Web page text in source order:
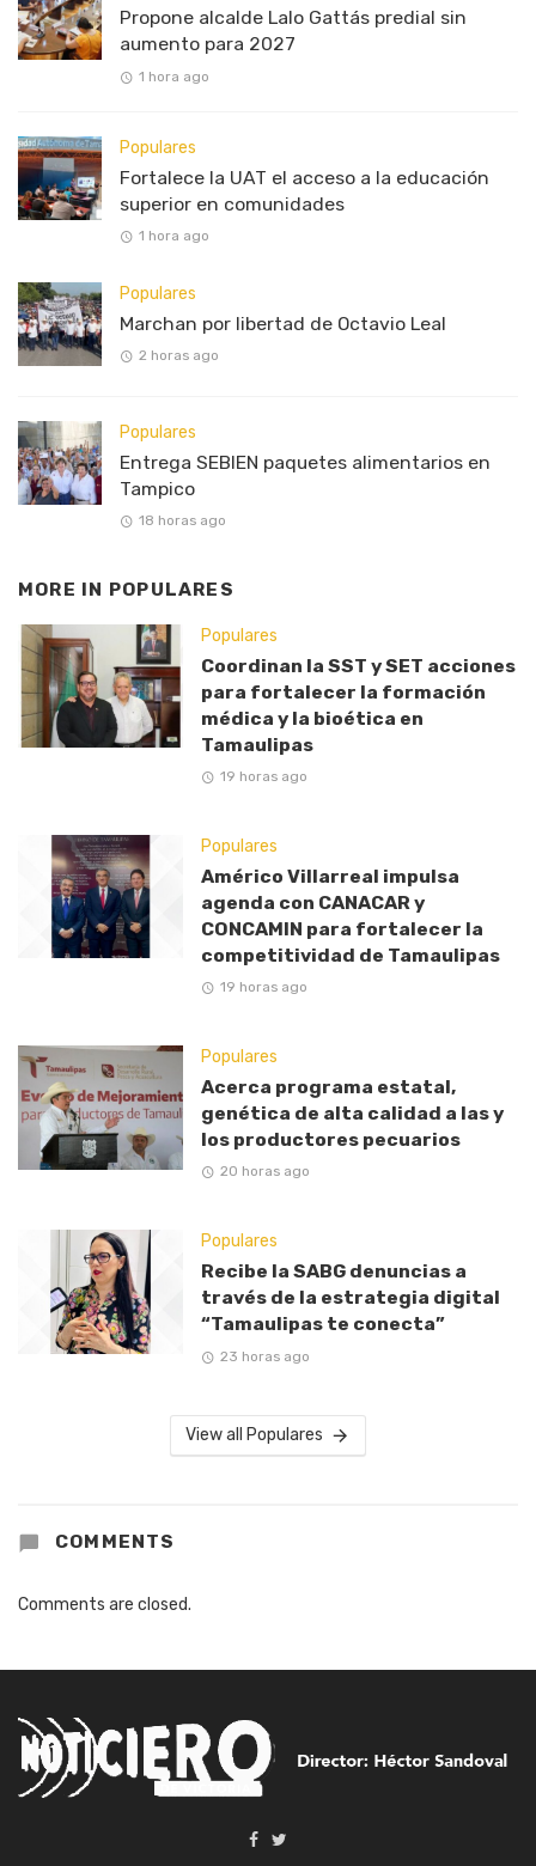
Propone alcalde Lalo Gattás predial sin
aumento para 2027
1 hora ago
Populares
Fortalece la UAT el acceso a la educación
superior en comunidades
1 hora ago
Populares
Marchan por libertad de Octavio Leal
2 horas ago
Populares
Entrega SEBIEN paquetes alimentarios en
Tampico
18 horas ago
MORE IN POPULARES
Populares
Coordinan la SST y SET acciones
para fortalecer la formación
médica y la bioética en
Tamaulipas
19 horas ago
Populares
Américo Villarreal impulsa
agenda con CANACAR y
CONCAMIN para fortalecer la
competitividad de Tamaulipas
19 horas ago
Populares
Acerca programa estatal,
genética de alta calidad a las y
los productores pecuarios
20 horas ago
Populares
Recibe la SABG denuncias a
través de la estrategia digital
“Tamaulipas te conecta”
23 horas ago
View all Populares
COMMENTS
Comments are closed.